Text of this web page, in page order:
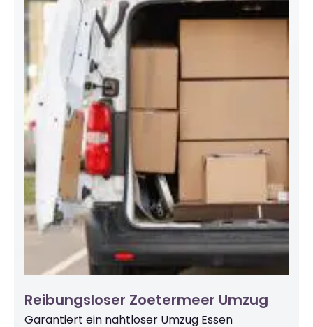
Reibungsloser Zoetermeer Umzug
Garantiert ein nahtloser Umzug Essen